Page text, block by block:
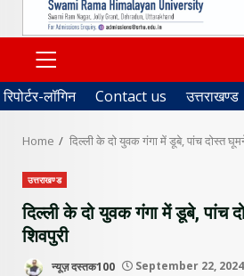
PRIMARY
MENU
रिपोर्टर-लॉगिन Contact us उत्तराखण्ड
Home दिल्ली के दो युवक गंगा में डूबे, पांच दोस्त
उत्तराखण्ड
दिल्ली के दो युवक गंगा में डूबे, पांच
शिवपुरी
न्यूज़ दस्तक100 September 22, 2024